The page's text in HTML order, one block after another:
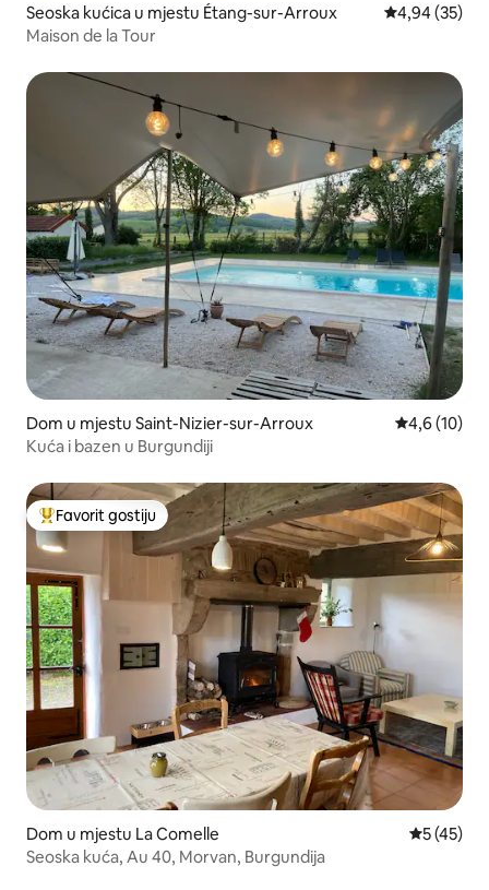
Seoska kućica u mjestu Étang-sur-Arroux Prosječna
4,94 (35)
Maison de la Tour
Dom u mjestu Saint-Nizier-sur-Arroux Prosječna
4,6 (10)
Kuća i bazen u Burgundiji
Glavni favorit gostiju
Favorit gostiju
Dom u mjestu La Comelle Prosječna
5 (45)
Seoska kuća, Au 40, Morvan, Burgundija